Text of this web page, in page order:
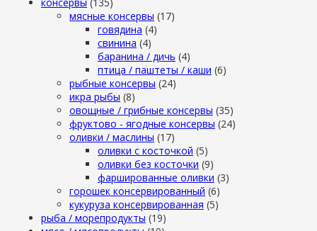
мясные консервы (17)
говядина (4)
свинина (4)
баранина / дичь (4)
птица / паштеты / каши (6)
рыбные консервы (24)
икра рыбы (8)
овощные / грибные консервы (35)
фруктово - ягодные консервы (24)
оливки / маслины (17)
оливки с косточкой (5)
оливки без косточки (9)
фаршированные оливки (3)
горошек консервированный (6)
кукуруза консервированная (5)
рыба / морепродукты (19)